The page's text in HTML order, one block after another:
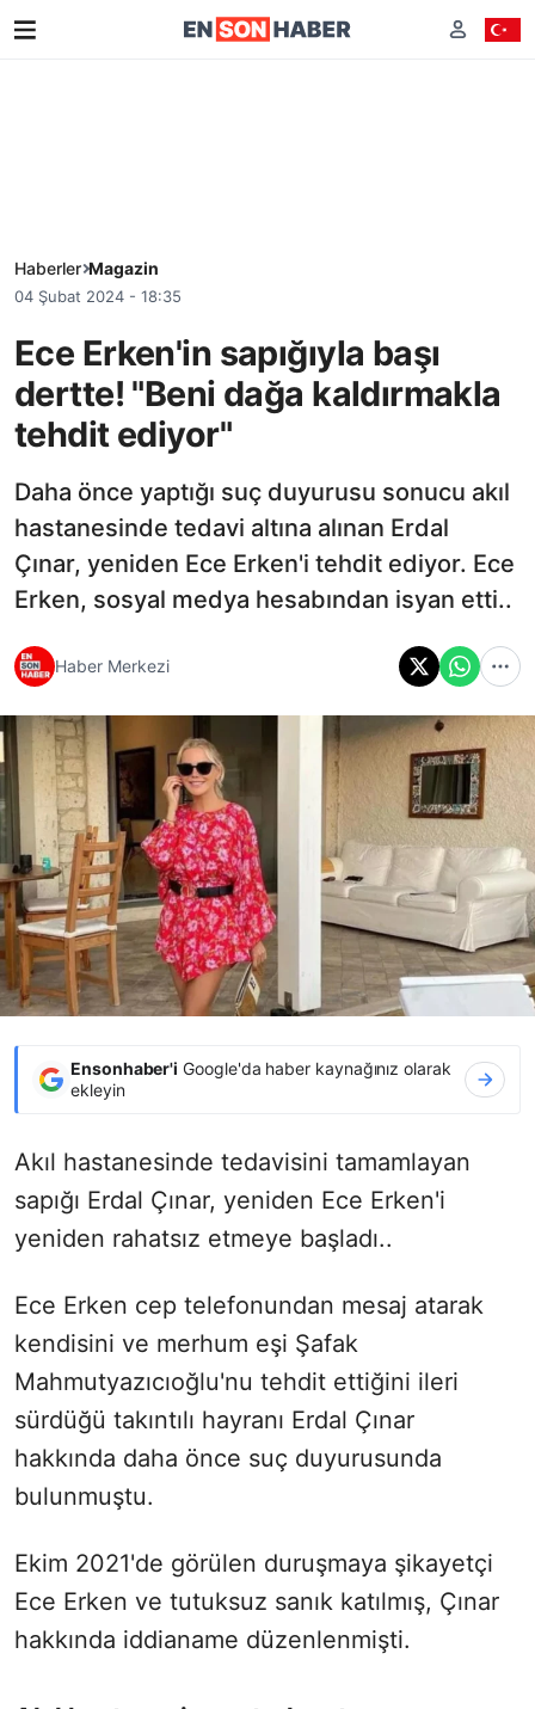
Haberler Magazin
04 Şubat 2024 - 18:35
Ece Erken'in sapığıyla başı
dertte! "Beni dağa kaldırmakla
tehdit ediyor"
Daha önce yaptığı suç duyurusu sonucu akıl
hastanesinde tedavi altına alınan Erdal
Çınar, yeniden Ece Erken'i tehdit ediyor. Ece
Erken, sosyal medya hesabından isyan etti..
Haber Merkezi
Ensonhaber'i Google'da haber kaynağınız olarak
ekleyin
Akıl hastanesinde tedavisini tamamlayan
sapığı Erdal Çınar, yeniden Ece Erken'i
yeniden rahatsız etmeye başladı..
Ece Erken cep telefonundan mesaj atarak
kendisini ve merhum eşi Şafak
Mahmutyazıcıoğlu'nu tehdit ettiğini ileri
sürdüğü takıntılı hayranı Erdal Çınar
hakkında daha önce suç duyurusunda
bulunmuştu.
Ekim 2021'de görülen duruşmaya şikayetçi
Ece Erken ve tutuksuz sanık katılmış, Çınar
hakkında iddianame düzenlenmişti.